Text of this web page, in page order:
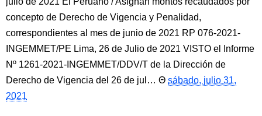
concepto de Derecho de Vigencia y Penalidad,
correspondientes al mes de junio de 2021 RP 076-2021-
INGEMMET/PE Lima, 26 de Julio de 2021 VISTO el Informe
Nº 1261-2021-INGEMMET/DDV/T de la Dirección de
Derecho de Vigencia del 26 de jul…
sábado, julio 31,
2021